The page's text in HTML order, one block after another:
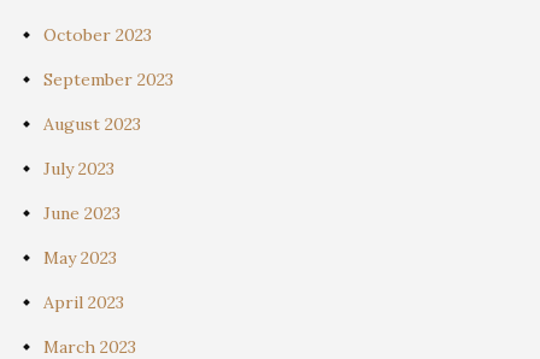
October 2023
September 2023
August 2023
July 2023
June 2023
May 2023
April 2023
March 2023